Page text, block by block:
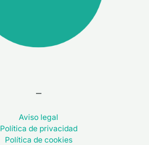
–
Aviso legal
Política de privacidad
Política de cookies